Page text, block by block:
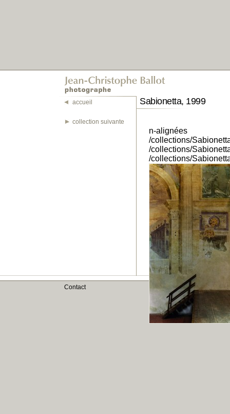
accueil
collection suivante
Sabionetta, 1999
n-alignées
/collections/
/collections/
/collections/
Contact